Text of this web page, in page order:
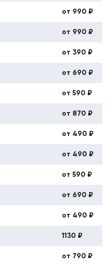
от 990 ₽
от 990 ₽
от 390 ₽
от 690 ₽
от 590 ₽
от 870 ₽
от 490 ₽
от 490 ₽
от 590 ₽
от 690 ₽
от 490 ₽
1130 ₽
от 790 ₽